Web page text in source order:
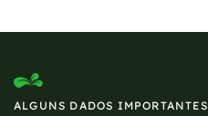
ALGUNS DADOS IMPORTANTES